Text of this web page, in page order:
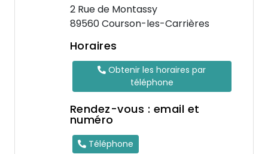
2 Rue de Montassy
89560 Courson-les-Carrières
Horaires
Obtenir les horaires par
téléphone
Rendez-vous : email et
numéro
Téléphone